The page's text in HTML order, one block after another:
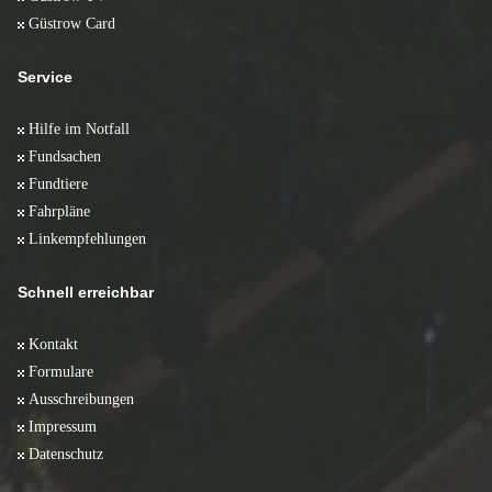
Güstrow Card
Service
Hilfe im Notfall
Fundsachen
Fundtiere
Fahrpläne
Linkempfehlungen
Schnell erreichbar
Kontakt
Formulare
Ausschreibungen
Impressum
Datenschutz